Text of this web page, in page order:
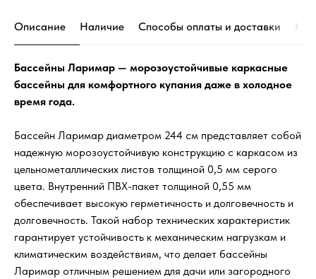
Описание Наличие Способы оплаты и доставки
Бассейны Ларимар — морозоустойчивые каркасные
бассейны для комфортного купания даже в холодное
время года.
Бассейн Ларимар диаметром 244 см представляет собой
надежную морозоустойчивую конструкцию с каркасом из
цельнометаллических листов толщиной 0,5 мм серого
цвета. Внутренний ПВХ-пакет толщиной 0,55 мм
обеспечивает высокую герметичность и долговечность и
долговечность. Такой набор технических характеристик
гарантирует устойчивость к механическим нагрузкам и
климатическим воздействиям, что делает бассейны
Ларимар отличным решением для дачи или загородного